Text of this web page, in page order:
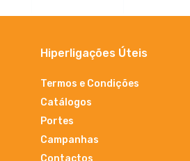
Hiperligações Úteis
Termos e Condições
Catálogos
Portes
Campanhas
Contactos